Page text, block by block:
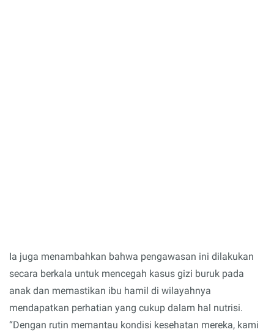
Ia juga menambahkan bahwa pengawasan ini dilakukan
secara berkala untuk mencegah kasus gizi buruk pada
anak dan memastikan ibu hamil di wilayahnya
mendapatkan perhatian yang cukup dalam hal nutrisi.
“Dengan rutin memantau kondisi kesehatan mereka, kami